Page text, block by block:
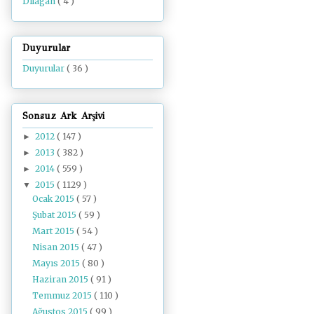
Duyurular
Duyurular ( 36 )
Sonsuz Ark Arşivi
► 2012 ( 147 )
► 2013 ( 382 )
► 2014 ( 559 )
▼ 2015 ( 1129 )
Ocak 2015( 57 )
Şubat 2015( 59 )
Mart 2015( 54 )
Nisan 2015( 47 )
Mayıs 2015( 80 )
Haziran 2015( 91 )
Temmuz 2015( 110 )
Ağustos 2015( 99 )